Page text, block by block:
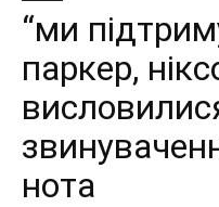
“ми
паркер,
нота